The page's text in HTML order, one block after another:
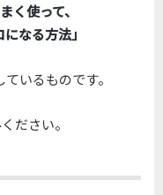
く使って、
なる方法」
いるものです。
ださい。